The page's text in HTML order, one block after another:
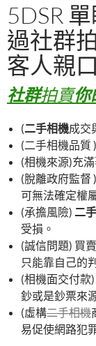
5DSR
過社群
客人親
社群拍賣你
(二手相機成交
(二手相機品質
(相機來源)充
(脫離政府監督 )
可無法確定權
(承擔風險) 二
受損。
(誠信問題) 買
只能靠自己的
(相機面交付款
鈔或是鈔票來
(虛構二手相機
易促使網路犯